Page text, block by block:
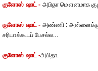
குளோஸ் ஷாட் - அபிதா மெளனமாக
குளோஸ் ஷாட் - அண்ணி : அன்னைக்கு
சரியாக்கூடப் பேசல்ல...
குளோஸ் ஷாட் -அபிதா.